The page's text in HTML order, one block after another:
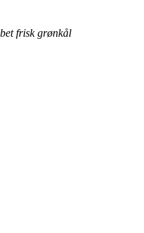
frisk grønkål